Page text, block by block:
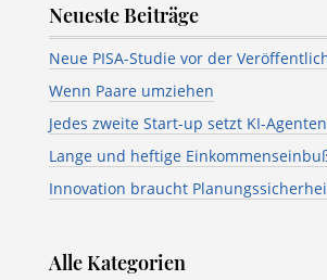
Neueste Beiträge
Neue PISA-Studie vor der
Wenn Paare umziehen
Jedes zweite Start-up setzt KI-
Lange und heftige
Innovation braucht
Alle Kategorien